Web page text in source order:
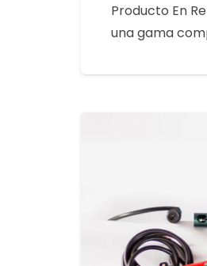
Producto En
una gama